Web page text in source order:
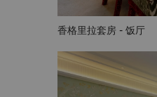
香格里拉套房 - 饭厅